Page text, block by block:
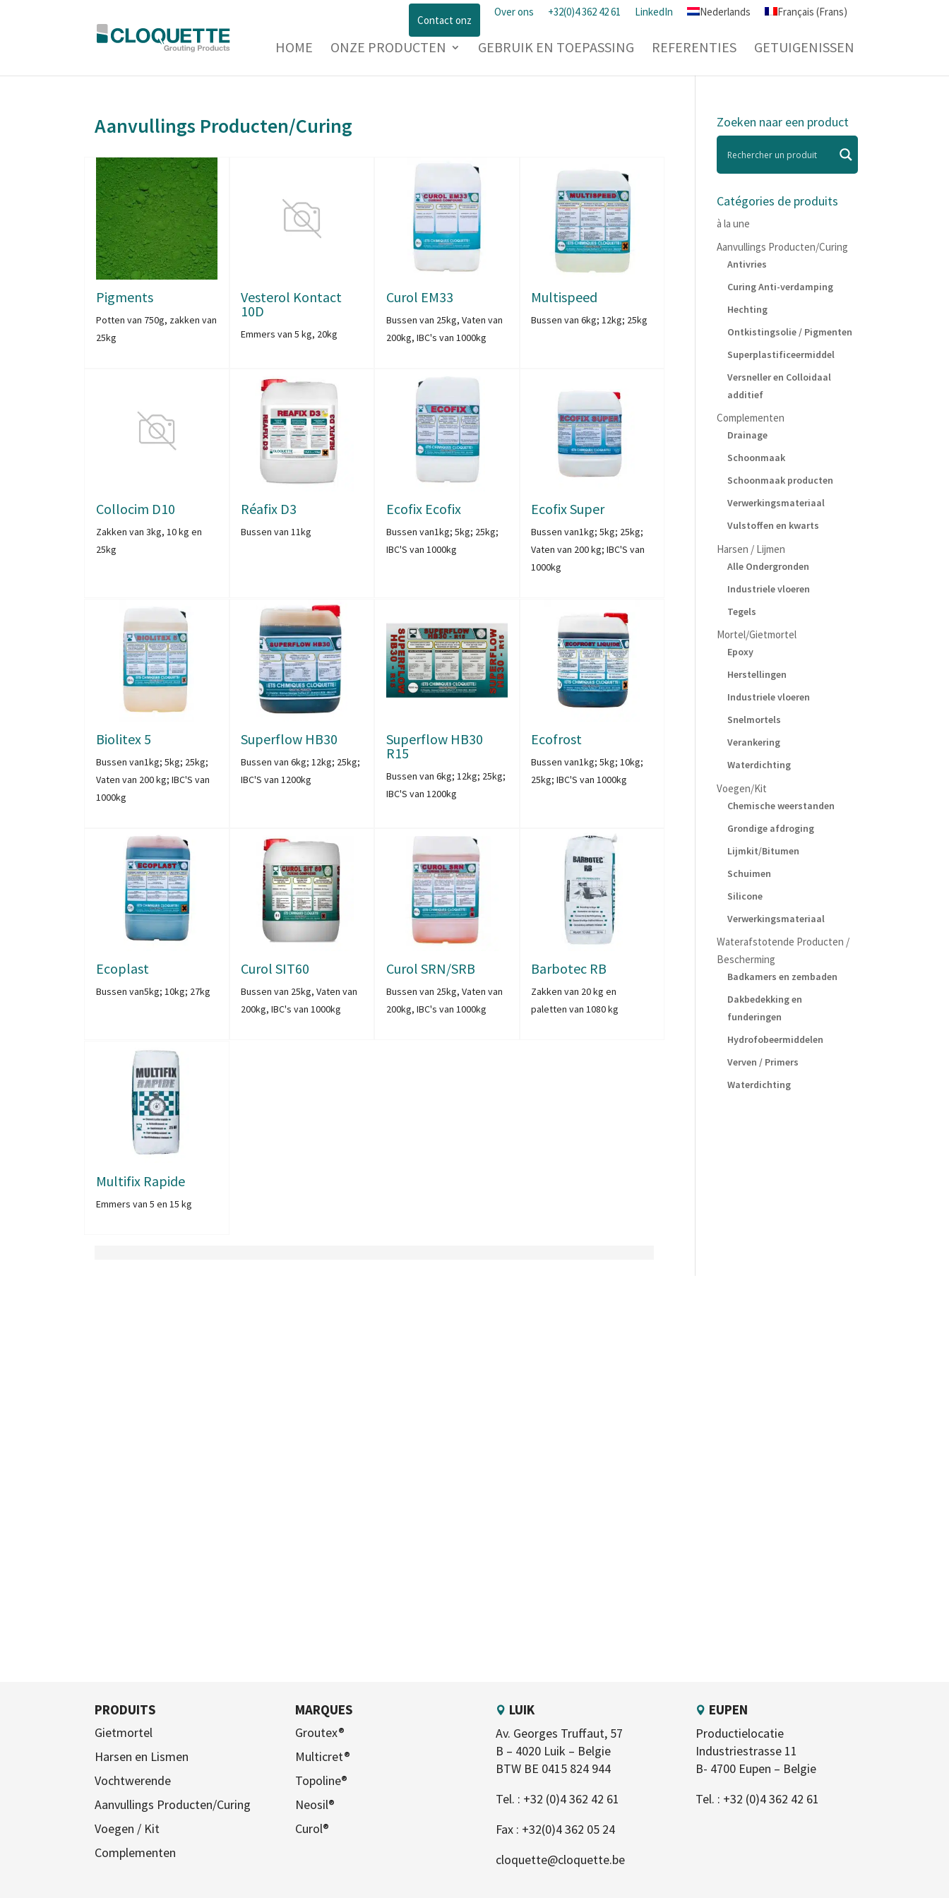
Contact onz
Over ons +32(0)4 362 42 61 LinkedIn Nederlands Français (Frans)
HOME ONZE PRODUCTEN GEBRUIK EN TOEPASSING REFERENTIES GETUIGENISSEN
Aanvullings Producten/Curing
Pigments
Potten van 750g, zakken van
25kg
Vesterol Kontact
10D
Emmers van 5 kg, 20kg
Curol EM33
Bussen van 25kg, Vaten van
200kg, IBC's van 1000kg
Multispeed
Bussen van 6kg; 12kg; 25kg
Collocim D10
Zakken van 3kg, 10 kg en
25kg
Réafix D3
Bussen van 11kg
Ecofix Ecofix
Bussen van1kg; 5kg; 25kg;
IBC'S van 1000kg
Ecofix Super
Bussen van1kg; 5kg; 25kg;
Vaten van 200 kg; IBC'S van
1000kg
Biolitex 5
Bussen van1kg; 5kg; 25kg;
Vaten van 200 kg; IBC'S van
1000kg
Superflow HB30
Bussen van 6kg; 12kg; 25kg;
IBC'S van 1200kg
Superflow HB30
R15
Bussen van 6kg; 12kg; 25kg;
IBC'S van 1200kg
Ecofrost
Bussen van1kg; 5kg; 10kg;
25kg; IBC'S van 1000kg
Ecoplast
Bussen van5kg; 10kg; 27kg
Curol SIT60
Bussen van 25kg, Vaten van
200kg, IBC's van 1000kg
Curol SRN/SRB
Bussen van 25kg, Vaten van
200kg, IBC's van 1000kg
Barbotec RB
Zakken van 20 kg en
paletten van 1080 kg
Multifix Rapide
Emmers van 5 en 15 kg
Zoeken naar een product
Catégories de produits
à la une
Aanvullings Producten/Curing
Antivries
Curing Anti-verdamping
Hechting
Ontkistingsolie / Pigmenten
Superplastificeermiddel
Versneller en Colloidaal
additief
Complementen
Drainage
Schoonmaak
Schoonmaak producten
Verwerkingsmateriaal
Vulstoffen en kwarts
Harsen / Lijmen
Alle Ondergronden
Industriele vloeren
Tegels
Mortel/Gietmortel
Epoxy
Herstellingen
Industriele vloeren
Snelmortels
Verankering
Waterdichting
Voegen/Kit
Chemische weerstanden
Grondige afdroging
Lijmkit/Bitumen
Schuimen
Silicone
Verwerkingsmateriaal
Waterafstotende Producten /
Bescherming
Badkamers en zembaden
Dakbedekking en
funderingen
Hydrofobeermiddelen
Verven / Primers
Waterdichting
PRODUITS
Gietmortel
Harsen en Lismen
Vochtwerende
Aanvullings Producten/Curing
Voegen / Kit
Complementen
MARQUES
Groutex®
Multicret®
Topoline®
Neosil®
Curol®
LUIK
Av. Georges Truffaut, 57
B – 4020 Luik – Belgie
BTW BE 0415 824 944
Tel. : +32 (0)4 362 42 61
Fax : +32(0)4 362 05 24
cloquette@cloquette.be
EUPEN
Productielocatie
Industriestrasse 11
B- 4700 Eupen – Belgie
Tel. : +32 (0)4 362 42 61